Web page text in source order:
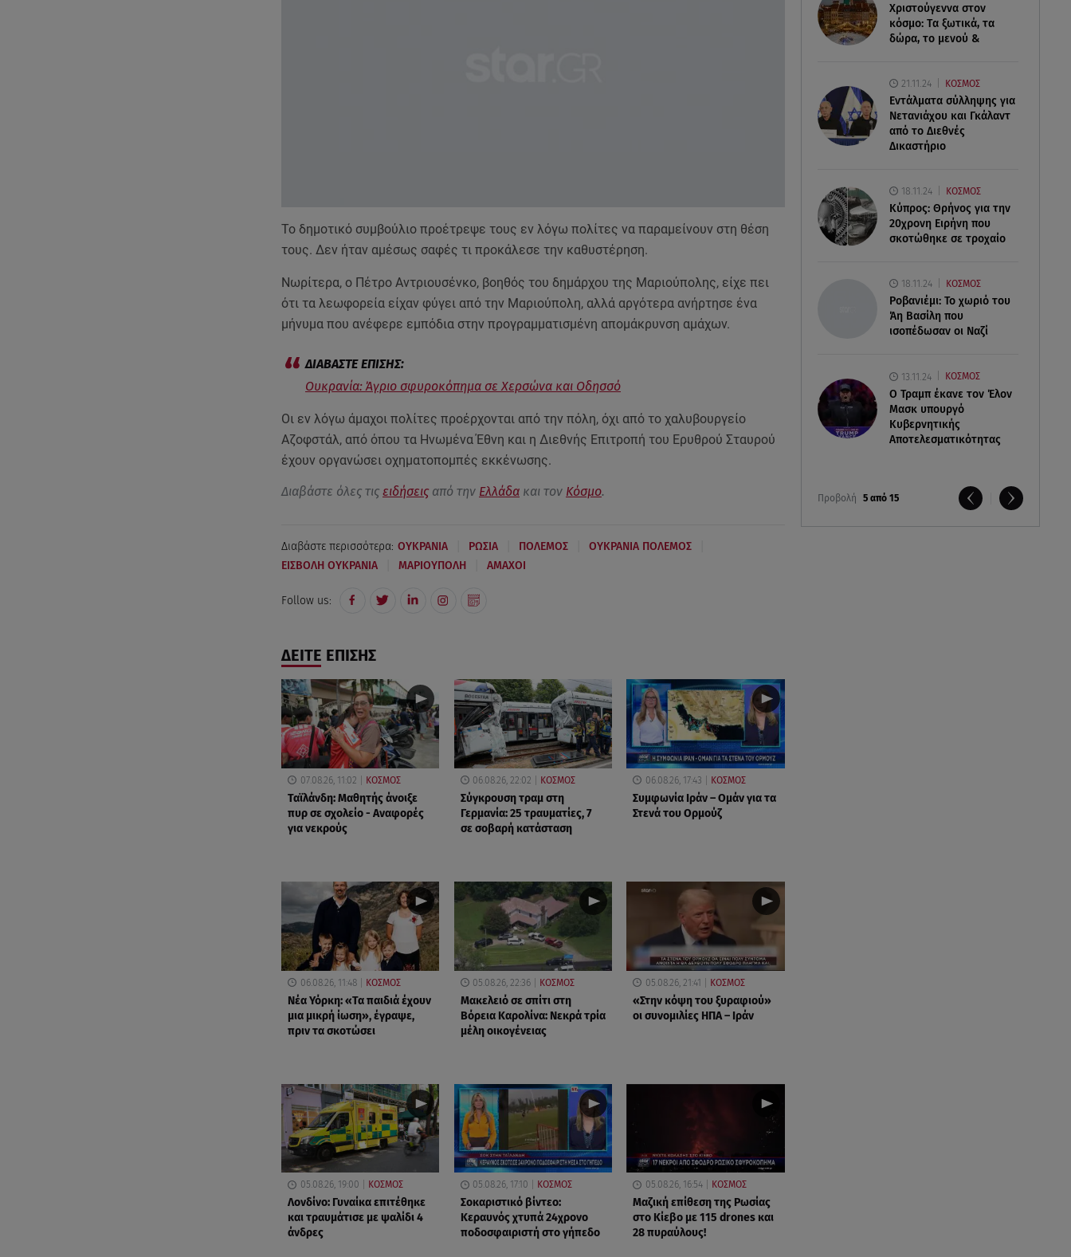
Χριστούγεννα στον
κόσμο: Tα ξωτικά, τα
δώρα, το μενού &
21.11.24 ΚΟΣΜΟΣ
Εντάλματα σύλληψης για
Νετανιάχου και Γκάλαντ
από το Διεθνές
Δικαστήριο
18.11.24 ΚΟΣΜΟΣ
Κύπρος: Θρήνος για την
20χρονη Ειρήνη που
σκοτώθηκε σε τροχαίο
18.11.24 ΚΟΣΜΟΣ
Ροβανιέμι: Το χωριό του
Άη Βασίλη που
ισοπέδωσαν οι Ναζί
13.11.24 ΚΟΣΜΟΣ
O Τραμπ έκανε τον Έλον
Μασκ υπουργό
Κυβερνητικής
Αποτελεσματικότητας
Προβολή 5 από 15
Το δημοτικό συμβούλιο προέτρεψε τους εν λόγω πολίτες να παραμείνουν στη θέση
τους. Δεν ήταν αμέσως σαφές τι προκάλεσε την καθυστέρηση.
Νωρίτερα, ο Πέτρο Αντριουσένκο, βοηθός του δημάρχου της Μαριούπολης, είχε πει
ότι τα λεωφορεία είχαν φύγει από την Μαριούπολη, αλλά αργότερα ανήρτησε ένα
μήνυμα που ανέφερε εμπόδια στην προγραμματισμένη απομάκρυνση αμάχων.
Ουκρανία: Άγριο σφυροκόπημα σε Χερσώνα και Οδησσό
Οι εν λόγω άμαχοι πολίτες προέρχονται από την πόλη, όχι από το χαλυβουργείο
Αζοφστάλ, από όπου τα Ηνωμένα Έθνη και η Διεθνής Επιτροπή του Ερυθρού Σταυρού
έχουν οργανώσει οχηματοπομπές εκκένωσης.
Διαβάστε όλες τις ειδήσειςαπό την Ελλάδακαι τον Κόσμο.
Διαβάστε περισσότερα: ΟΥΚΡΑΝΙΑ ΡΩΣΙΑ ΠΟΛΕΜΟΣ ΟΥΚΡΑΝΙΑ ΠΟΛΕΜΟΣ
ΕΙΣΒΟΛΗ ΟΥΚΡΑΝΙΑ ΜΑΡΙΟΥΠΟΛΗ ΑΜΑΧΟΙ
Follow us:
ΔΕΙΤΕ ΕΠΙΣΗΣ
07.08.26, 11:02 ΚΟΣΜΟΣ
Ταϊλάνδη: Μαθητής άνοιξε
πυρ σε σχολείο - Αναφορές
για νεκρούς
06.08.26, 22:02 ΚΟΣΜΟΣ
Σύγκρουση τραμ στη
Γερμανία: 25 τραυματίες, 7
σε σοβαρή κατάσταση
06.08.26, 17:43 ΚΟΣΜΟΣ
Συμφωνία Ιράν – Ομάν για τα
Στενά του Ορμούζ
06.08.26, 11:48 ΚΟΣΜΟΣ
Νέα Υόρκη: «Τα παιδιά έχουν
μια μικρή ίωση», έγραψε,
πριν τα σκοτώσει
05.08.26, 22:36 ΚΟΣΜΟΣ
Μακελειό σε σπίτι στη
Βόρεια Καρολίνα: Νεκρά τρία
μέλη οικογένειας
05.08.26, 21:41 ΚΟΣΜΟΣ
«Στην κόψη του ξυραφιού»
οι συνομιλίες ΗΠΑ – Ιράν
05.08.26, 19:00 ΚΟΣΜΟΣ
Λονδίνο: Γυναίκα επιτέθηκε
και τραυμάτισε με ψαλίδι 4
άνδρες
05.08.26, 17:10 ΚΟΣΜΟΣ
Σοκαριστικό βίντεο:
Κεραυνός χτυπά 24χρονο
ποδοσφαιριστή στο γήπεδο
05.08.26, 16:54 ΚΟΣΜΟΣ
Μαζική επίθεση της Ρωσίας
στο Κίεβο με 115 drones και
28 πυραύλους!